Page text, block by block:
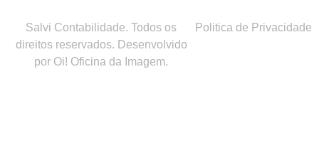
Salvi Contabilidade. Todos os
direitos reservados. Desenvolvido
por Oi! Oficina da Imagem.
Politica de Privacidade